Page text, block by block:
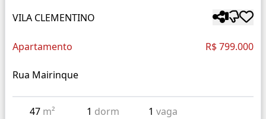
VILA CLEMENTINO
Apartamento R$ 799.000
Rua Mairinque
47 m² 1 dorm 1vaga